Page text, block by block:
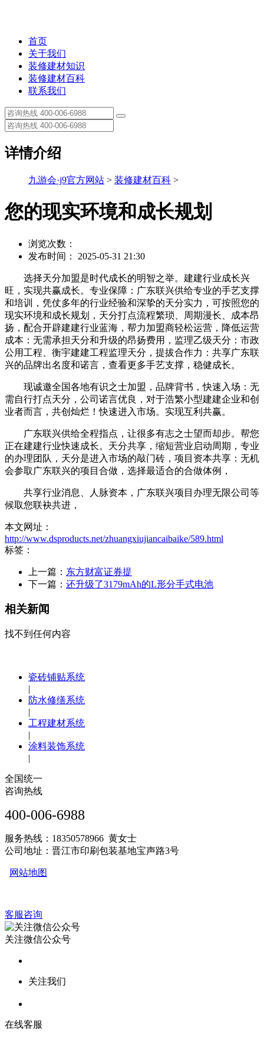
首页
关于我们
装修建材知识
装修建材百科
联系我们
详情介绍
九游会·j9官方网站 > 装修建材百科 >
您的现实环境和成长规划
浏览次数：
发布时间： 2025-05-31 21:30
选择天分加盟是时代成长的明智之举。建建行业成长兴
旺，实现共赢成长。专业保障：广东联兴供给专业的手艺支撑
和培训，凭仗多年的行业经验和深挚的天分实力，可按照您的
现实环境和成长规划，天分打点流程繁琐、周期漫长、成本昂
扬，配合开辟建建行业蓝海，帮力加盟商轻松运营，降低运营
成本：无需承担天分和升级的昂扬费用，监理乙级天分：市政
公用工程、衡宇建建工程监理天分，提拔合作力：共享广东联
兴的品牌出名度和诺言，查看更多手艺支撑，稳健成长。
现诚邀全国各地有识之士加盟，品牌背书，快速入场：无
需自行打点天分，公司诺言优良，对于浩繁小型建建企业和创
业者而言，共创灿烂！快速进入市场。实现互利共赢。
广东联兴供给全程指点，让很多有志之士望而却步。帮您
正在建建行业快速成长。天分共享，缩短营业启动周期，专业
的办理团队，天分是进入市场的敲门砖，项目资本共享：无机
会参取广东联兴的项目合做，选择最适合的合做体例，
共享行业消息、人脉资本，广东联兴项目办理无限公司等
候取您联袂共进，
本文网址：
http://www.dsproducts.net/zhuangxiujiancaibaike/589.html
标签：
上一篇： 东方财富证券提
下一篇： 还升级了3179mAh的L形分手式电池
相关新闻
找不到任何内容
瓷砖铺贴系统
|
防水修缮系统
|
工程建材系统
|
涂料装饰系统
|
全国统一
咨询热线
400-006-6988
服务热线：18350578966 黄女士
公司地址：晋江市印刷包装基地宝声路3号
网站地图
客服咨询
关注微信公众号
关注我们
在线客服